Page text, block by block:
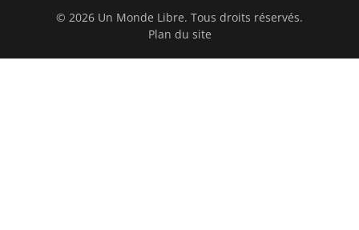
© 2026 Un Monde Libre. Tous droits réservés.
Plan du site